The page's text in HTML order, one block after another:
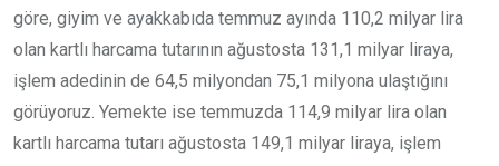
göre, giyim ve ayakkabıda temmuz ayında 110,2 milyar lira
olan kartlı harcama tutarının ağustosta 131,1 milyar liraya,
işlem adedinin de 64,5 milyondan 75,1 milyona ulaştığını
görüyoruz. Yemekte ise temmuzda 114,9 milyar lira olan
kartlı harcama tutarı ağustosta 149,1 milyar liraya, işlem